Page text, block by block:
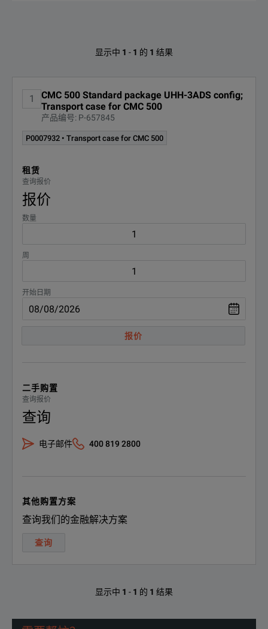
Omicron CMC500 (P00084801)的可用
选项 说明
显示中 1 - 1 的 1 结果
1
CMC 500 Standard package UHH-3ADS config;
Transport case for CMC 500
产品编号: P-657845
P0007932 • Transport case for CMC 500
租赁
查询报价
报价
数量
周
开始日期
报价
二手购置
查询报价
查询
电子邮件 400 819 2800
其他购置方案
查询我们的金融解决方案
查询
显示中 1 - 1 的 1 结果
下载
CMC-500-Technical-Data-ENU.pdf
下载